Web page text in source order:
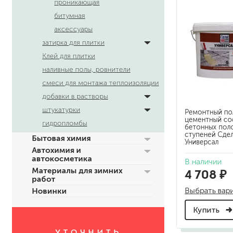
для радиаторов, батарей
для мебели
маркерные
магнитные
для окон
для ванны и бассейна
проникающая
битумная
аксессуары
затирка для плитки
Клей для плитки
наливные полы, ровнители
смеси для монтажа теплоизоляции
добавки в растворы
штукатурки
гидропломбы
Бытовая химия
Автохимия и
автокосметика
Материалы для зимних
работ
Новинки
Ремонтный
цементный
бетонных
ступеней
Универсал
В наличии
4 708 ₽
Выбрать
Купить